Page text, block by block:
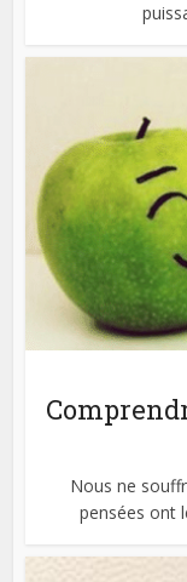
Nous ne
pensées ont